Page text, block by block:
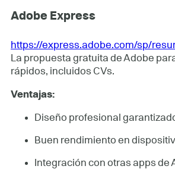
Adobe Express
https://express.adobe.com/sp/
La propuesta gratuita de Adobe
rápidos, incluidos CVs.
Ventajas:
Diseño profesional
Buen rendimiento en
Integración con otras apps de